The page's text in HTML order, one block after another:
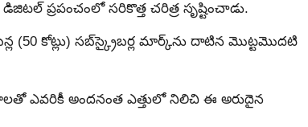
ప్రపంచంలో సరికొత్త చరిత్ర సృష్టించాడు.
కోట్లు) సబ్‌స్క్రైబర్ల మార్క్‌ను దాటిన మొట్టమొదటి
ఎవరికీ అందనంత ఎత్తులో నిలిచి ఈ అరుదైన